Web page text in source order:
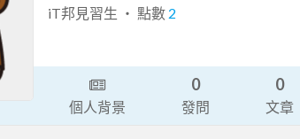
iT邦見習生 ‧ 點數 2
個人背景
0
發問
0
文章